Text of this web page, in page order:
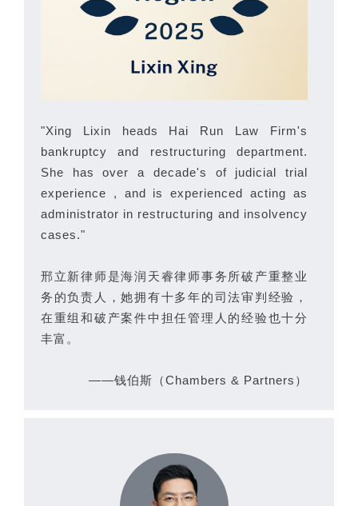
"Xing Lixin heads Hai Run Law Firm's
bankruptcy and restructuring department.
She has over a decade's of judicial trial
experience , and is experienced acting as
administrator in restructuring and insolvency
cases."
邢立新律师是海润天睿律师事务所破产重整业
务的负责人，她拥有十多年的司法审判经验，
在重组和破产案件中担任管理人的经验也十分
丰富。
——钱伯斯（Chambers & Partners）